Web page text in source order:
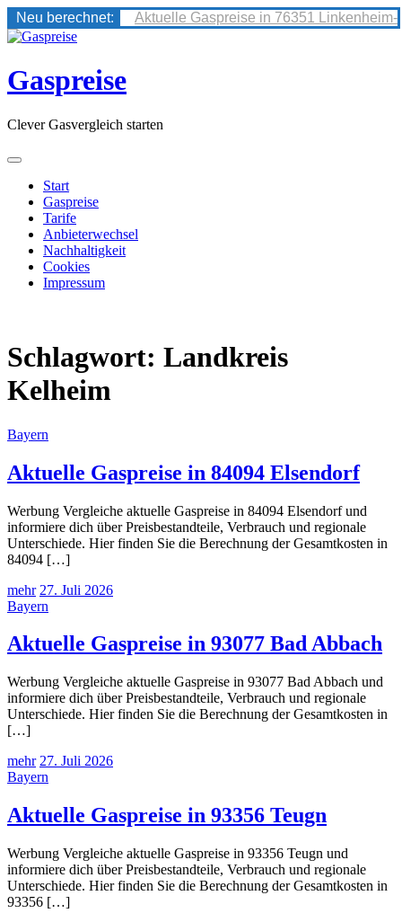
Neu berechnet:
Aktuelle Gaspreise in 76351 Linkenheim-
Skip
content
Gaspreise
Clever Gasvergleich starten
Start
Gaspreise
Tarife
Anbieterwechsel
Nachhaltigkeit
Cookies
Impressum
Schlagwort: Landkreis
Kelheim
Bayern
Aktuelle Gaspreise in 84094 Elsendorf
Werbung Vergleiche aktuelle Gaspreise in 84094 Elsendorf und
informiere dich über Preisbestandteile, Verbrauch und regionale
Unterschiede. Hier finden Sie die Berechnung der Gesamtkosten in
84094 […]
mehr 27. Juli 2026
Bayern
Aktuelle Gaspreise in 93077 Bad Abbach
Werbung Vergleiche aktuelle Gaspreise in 93077 Bad Abbach und
informiere dich über Preisbestandteile, Verbrauch und regionale
Unterschiede. Hier finden Sie die Berechnung der Gesamtkosten in
[…]
mehr 27. Juli 2026
Bayern
Aktuelle Gaspreise in 93356 Teugn
Werbung Vergleiche aktuelle Gaspreise in 93356 Teugn und
informiere dich über Preisbestandteile, Verbrauch und regionale
Unterschiede. Hier finden Sie die Berechnung der Gesamtkosten in
93356 […]